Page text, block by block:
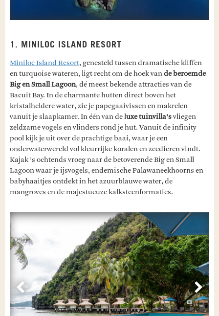
1. MINILOC ISLAND RESORT
Miniloc Island Resort, genesteld tussen dramatische kliffen
en turquoise wateren, ligt recht om de hoek vande beroemde
Big en Small Lagoon, dé meest bekende attracties van de
Bacuit Bay. In de charmante hutten direct boven het
kristalheldere water, zie je papegaaivissen en makrelen
vanuit je slaapkamer. In één van de luxe tuinvilla’svliegen
zeldzame vogels en vlinders rond je hut. Vanuit de infinity
pool kijk je uit over de prachtige baai, waar je een
onderwaterwereld vol kleurrijke koralen en zeedieren vindt.
Kajak ’s ochtends vroeg naar de betoverende Big en Small
Lagoon waar je ijsvogels, endemische Palawaneekhoorns en
babyhaaitjes ontdekt in het azuurblauwe water, de
mangroves en de majestueuze kalksteenformaties.
Vorige